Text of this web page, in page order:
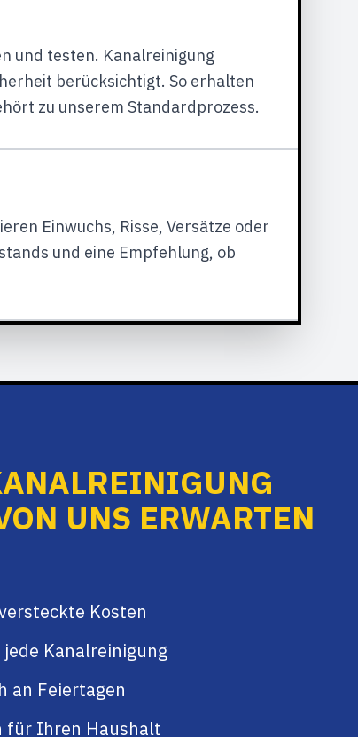
und testen. Kanalreinigung
berücksichtigt. So erhalten
zu unserem Standardprozess.
Einwuchs, Risse, Versätze oder
und eine Empfehlung, ob
UNS ERWARTEN K
Kosten
Kanalreinigung
an Feiertagen
für Ihren Haushalt